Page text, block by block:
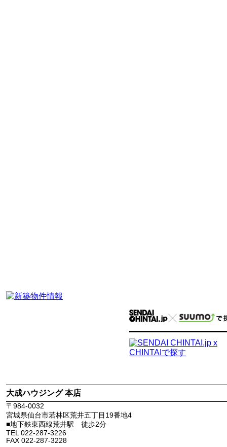
大成ハウジング 本店
〒 984-0032
宮城県仙台市若林区荒井五丁目19番地4
■地下鉄東西線荒井駅 徒歩2分
TEL 022-287-3226
FAX 022-287-3228